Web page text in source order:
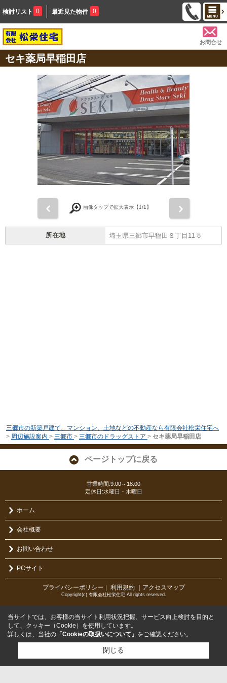
検討リスト 0 最近見た物件 0
お問合せ
セキ薬局早稲田店
画像タップで拡大表示【1/1】
所在地 埼玉県三郷市早稲田８丁目11-8
三郷市の新築戸建て、マンション、土地などの不動産なら有限会社松栄住宅へ
> 周辺施設案内 > 三郷市 > 三郷市のドラッグストア > セキ薬局早稲田店
ページトップに戻る
営業時間:9:00～18:00
定休日:水曜日・木曜日
ホーム
会社概要
お問い合わせ
PCサイト
プライバシーポリシー ｜ 利用規約 ｜アクセスマップ
Copyright(c) 有限会社松栄住宅 All rights reserved.
当サイトでは、お客様の当サイト利用状況把握、サービス向上検討を目的と
して、クッキー（Cookie）を使用しています。
詳しくは、当社の 「Cookieの取扱いについて」 をご確認ください。
閉じる